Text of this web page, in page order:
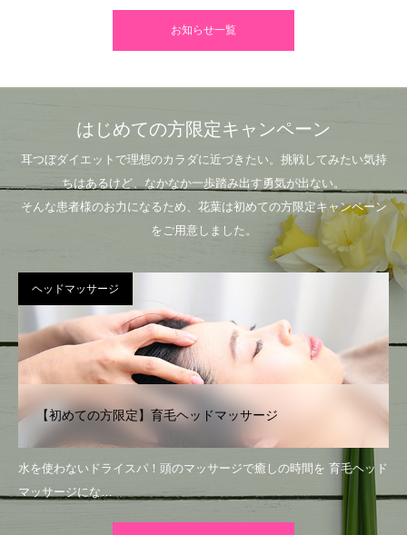
お知らせ一覧
はじめての方限定キャンペーン
耳つぼダイエットで理想のカラダに近づきたい。挑戦してみたい気持
ちはあるけど、なかなか一歩踏み出す勇気が出ない。
そんな患者様のお力になるため、花葉は初めての方限定キャンペーン
をご用意しました。
ヘッドマッサージ
【初めての方限定】育毛ヘッドマッサージ
水を使わないドライスパ！頭のマッサージで癒しの時間を 育毛ヘッド
マッサージにな…